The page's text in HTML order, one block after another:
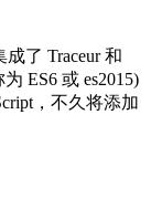
了 Traceur 和
ES6 或 es2015)
，不久将添加